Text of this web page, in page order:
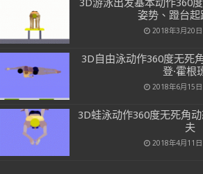
3D游泳出发基本动作360
姿势、蹬台
2018年3月20日
3D自由泳动作360度无死
登·霍根
2018年6月15日
3D蛙泳动作360度无死角
夫
2018年4月11日